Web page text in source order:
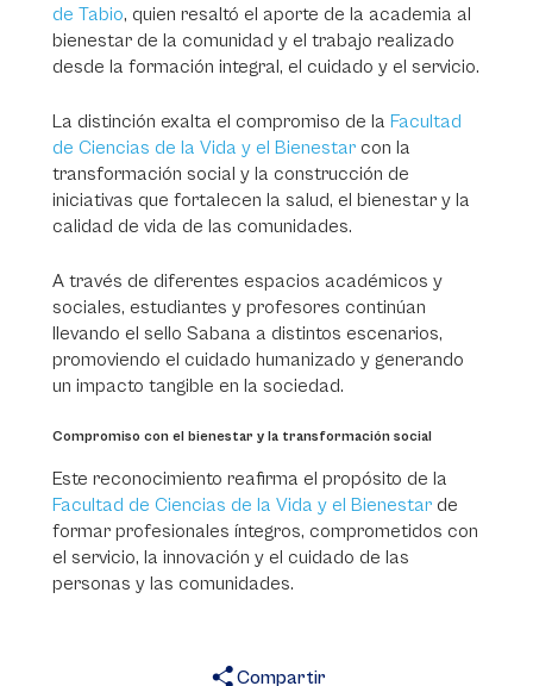
de Tabio, quien resaltó el aporte de la academia al
bienestar de la comunidad y el trabajo realizado
desde la formación integral, el cuidado y el servicio.
La distinción exalta el compromiso de la Facultad
de Ciencias de la Vida y el Bienestar con la
transformación social y la construcción de
iniciativas que fortalecen la salud, el bienestar y la
calidad de vida de las comunidades.
A través de diferentes espacios académicos y
sociales, estudiantes y profesores continúan
llevando el sello Sabana a distintos escenarios,
promoviendo el cuidado humanizado y generando
un impacto tangible en la sociedad.
Compromiso con el bienestar y la transformación social
Este reconocimiento reafirma el propósito de la
Facultad de Ciencias de la Vida y el Bienestar de
formar profesionales íntegros, comprometidos con
el servicio, la innovación y el cuidado de las
personas y las comunidades.
Compartir